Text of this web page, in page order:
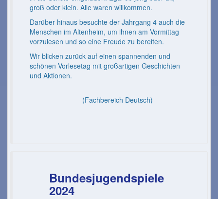
groß oder klein. Alle waren willkommen.
Darüber hinaus besuchte der Jahrgang 4 auch die
Menschen im Altenheim, um ihnen am Vormittag
vorzulesen und so eine Freude zu bereiten.
Wir blicken zurück auf einen spannenden und
schönen Vorlesetag mit großartigen Geschichten
und Aktionen.
(Fachbereich Deutsch)
Bundesjugendspiele
2024